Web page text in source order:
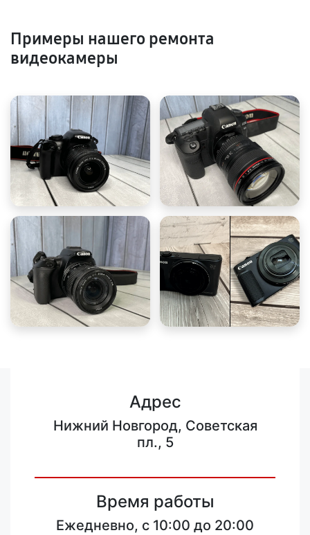
Примеры нашего ремонта
видеокамеры
Адрес
Нижний Новгород, Советская
пл., 5
Время работы
Ежедневно, с 10:00 до 20:00